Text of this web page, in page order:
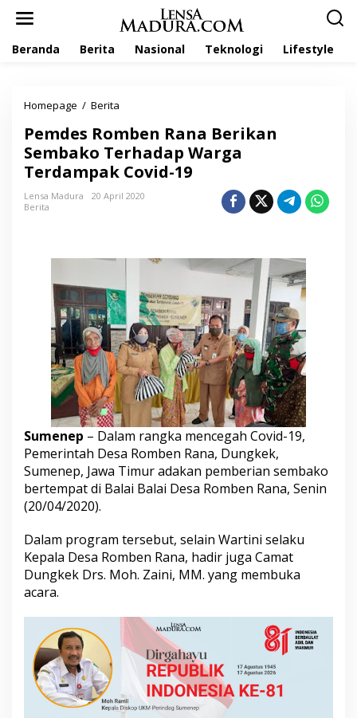
Beranda Berita Nasional Teknologi Lifestyle
Homepage / Berita
m
d
e
s
R
n
R
a
n
a
B
e
r
i
n
S
e
m
b
a
T
r
h
a
W
g
a
Pemdes Romben Rana Berikan
Sembako Terhadap Warga
Terdampak Covid-19
Lensa Madura
20 April 2020
Berita
Sumenep – Dalam rangka mencegah Covid-19,
Pemerintah Desa Romben Rana, Dungkek,
Sumenep, Jawa Timur adakan pemberian sembako
bertempat di Balai Balai Desa Romben Rana, Senin
(20/04/2020).
Dalam program tersebut, selain Wartini selaku
Kepala Desa Romben Rana, hadir juga Camat
Dungkek Drs. Moh. Zaini, MM. yang membuka
acara.